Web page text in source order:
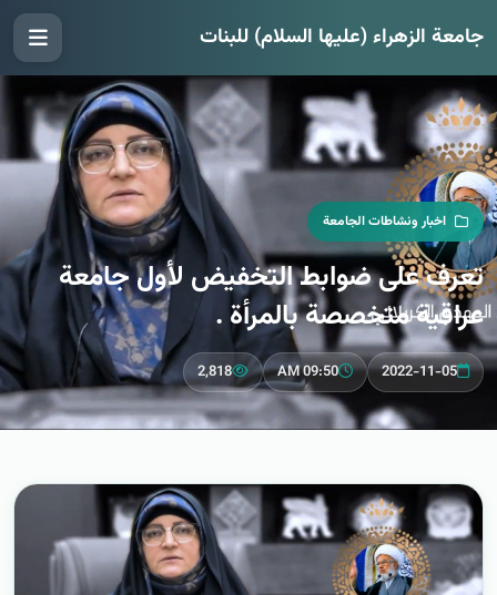
جامعة الزهراء (عليها السلام) للبنات
اخبار ونشاطات الجامعة
تعرف على ضوابط التخفيض لأول جامعة
عراقية متخصصة بالمرأة .
2022-11-05
09:50 AM
2,818